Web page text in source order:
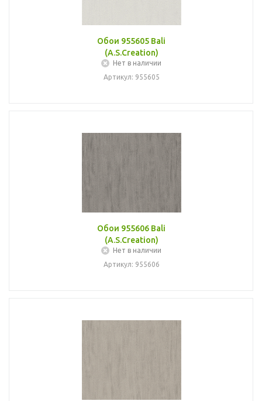
Обои 955605 Bali
(A.S.Creation)
Нет в наличии
Артикул: 955605
Обои 955606 Bali
(A.S.Creation)
Нет в наличии
Артикул: 955606